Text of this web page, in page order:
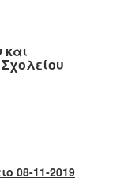
και
08-11-2019